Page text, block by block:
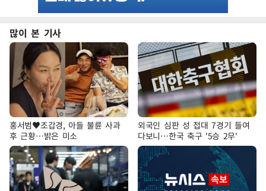
많이 본 기사
홍서범♥조갑경, 아들 불륜 사과
후 근황…밝은 미소
외국인 심판 성 접대 7경기 들여
다보니…한국 축구 '5승 2무'